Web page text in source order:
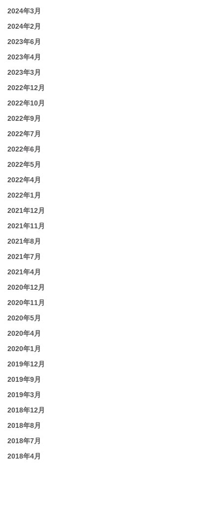
2024年3月
2024年2月
2023年6月
2023年4月
2023年3月
2022年12月
2022年10月
2022年9月
2022年7月
2022年6月
2022年5月
2022年4月
2022年1月
2021年12月
2021年11月
2021年8月
2021年7月
2021年4月
2020年12月
2020年11月
2020年5月
2020年4月
2020年1月
2019年12月
2019年9月
2019年3月
2018年12月
2018年8月
2018年7月
2018年4月